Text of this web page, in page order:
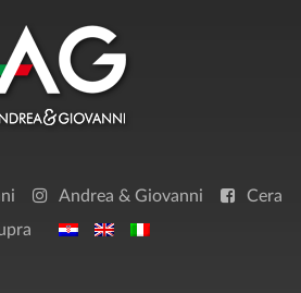
Andrea & Giovanni Cera